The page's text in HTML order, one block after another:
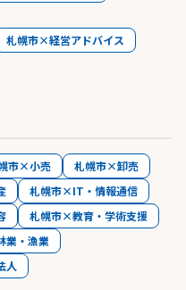
札幌市×経営アドバイス
市×小売
札幌市×卸売
札幌市×IT・情報通信
札幌市×教育・学術支援
業・漁業
人